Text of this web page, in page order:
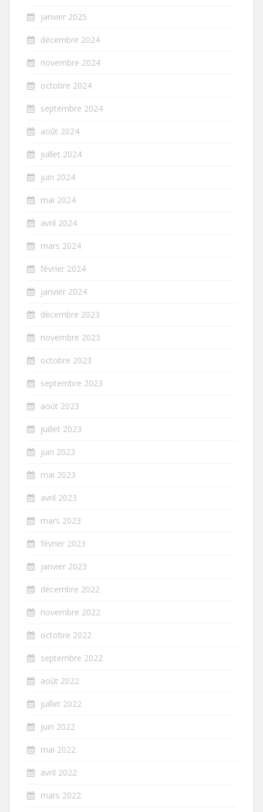
janvier 2025
décembre 2024
novembre 2024
octobre 2024
septembre 2024
août 2024
juillet 2024
juin 2024
mai 2024
avril 2024
mars 2024
février 2024
janvier 2024
décembre 2023
novembre 2023
octobre 2023
septembre 2023
août 2023
juillet 2023
juin 2023
mai 2023
avril 2023
mars 2023
février 2023
janvier 2023
décembre 2022
novembre 2022
octobre 2022
septembre 2022
août 2022
juillet 2022
juin 2022
mai 2022
avril 2022
mars 2022